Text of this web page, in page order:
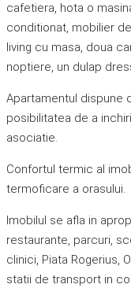
cafetiera, hota o
conditionat, mobilier
living cu masa, doua
noptiere, un dulap
Apartamentul dispune
posibilitatea de a
asociatie.
Confortul termic al
termoficare a orasului.
Imobilul se afla in
restaurante, parcuri,
clinici, Piata Rogerius,
statii de transport in